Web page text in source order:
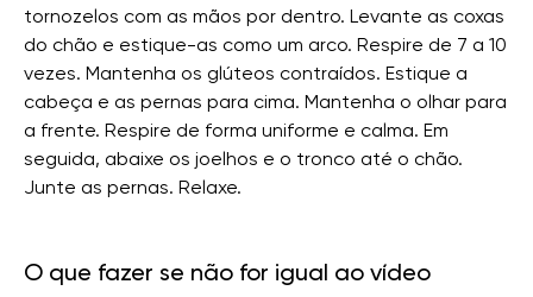
tornozelos com as mãos por dentro. Levante as coxas
do chão e estique-as como um arco. Respire de 7 a 10
vezes. Mantenha os glúteos contraídos. Estique a
cabeça e as pernas para cima. Mantenha o olhar para
a frente. Respire de forma uniforme e calma. Em
seguida, abaixe os joelhos e o tronco até o chão.
Junte as pernas. Relaxe.
O que fazer se não for igual ao vídeo